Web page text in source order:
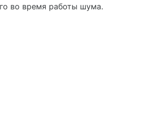
во время работы шума.